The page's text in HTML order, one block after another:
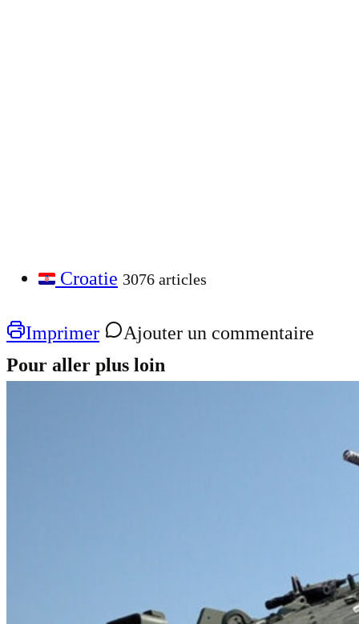
Croatie 3076 articles
Imprimer
Ajouter un commentaire
Pour aller plus loin